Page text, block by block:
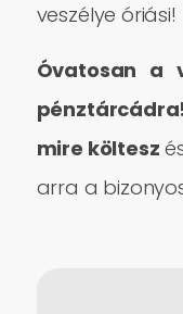
veszélye óriási!
Óvatosan a
pénztárcádra!
mire költesz
arra a